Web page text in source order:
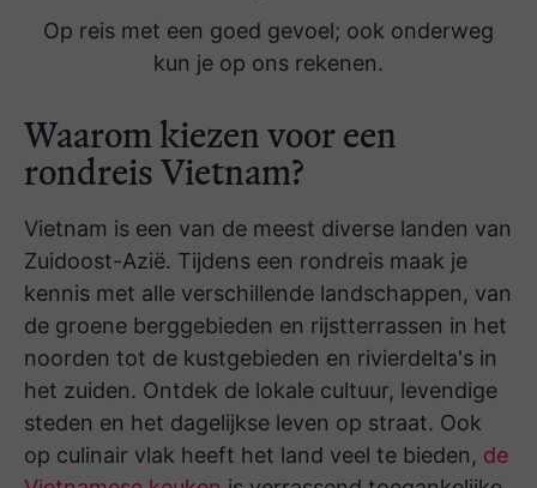
Op reis met een goed gevoel; ook onderweg
kun je op ons rekenen.
Waarom kiezen voor een
rondreis Vietnam?
Vietnam is een van de meest diverse landen van
Zuidoost-Azië. Tijdens een rondreis maak je
kennis met alle verschillende landschappen, van
de groene berggebieden en rijstterrassen in het
noorden tot de kustgebieden en rivierdelta's in
het zuiden. Ontdek de lokale cultuur, levendige
steden en het dagelijkse leven op straat. Ook
op culinair vlak heeft het land veel te bieden, de